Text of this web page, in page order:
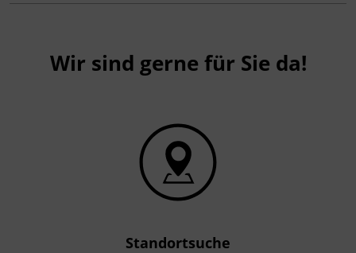
Wir sind gerne für Sie da!
Standortsuche